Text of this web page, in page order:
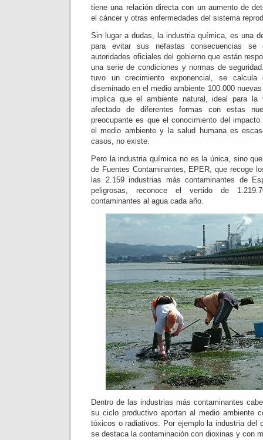
tiene una relación directa con un aumento de
el cáncer y otras enfermedades del sistema
Sin lugar a dudas, la industria química, es una
para evitar sus nefastas consecuencias
autoridades oficiales del gobierno que están
una serie de condiciones y normas de
tuvo un crecimiento exponencial, se
diseminado en el medio ambiente 100.000
implica que el ambiente natural, ideal para
afectado de diferentes formas con estas
preocupante es que el conocimiento del
el medio ambiente y la salud humana es
casos, no existe.
Pero la industria química no es la única, sino
de Fuentes Contaminantes, EPER, que recoge
las 2.159 industrias más contaminantes de
peligrosas, reconoce el vertido de
contaminantes al agua cada año.
Dentro de las industrias más contaminantes
su ciclo productivo aportan al medio ambiente
tóxicos o radiativos. Por ejemplo la industria del
se destaca la contaminación con dioxinas y con